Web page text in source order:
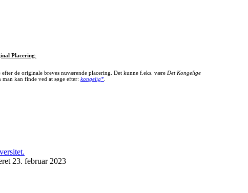
Placering:
efter de originale breves nuværende placering. Det kunne f.eks. være Det Kongelige
man kan finde ved at søge efter: kongelig*.
23. februar 2023